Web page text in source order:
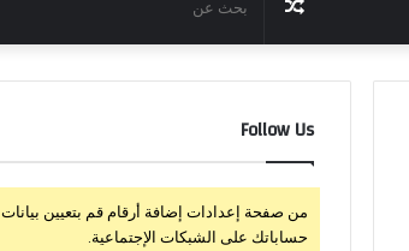
مقال
عشوائي
Follow Us
من صفحة إعدادات إضافة أرقام قم بتعيين بيانات
حساباتك على الشبكات الإجتماعية.